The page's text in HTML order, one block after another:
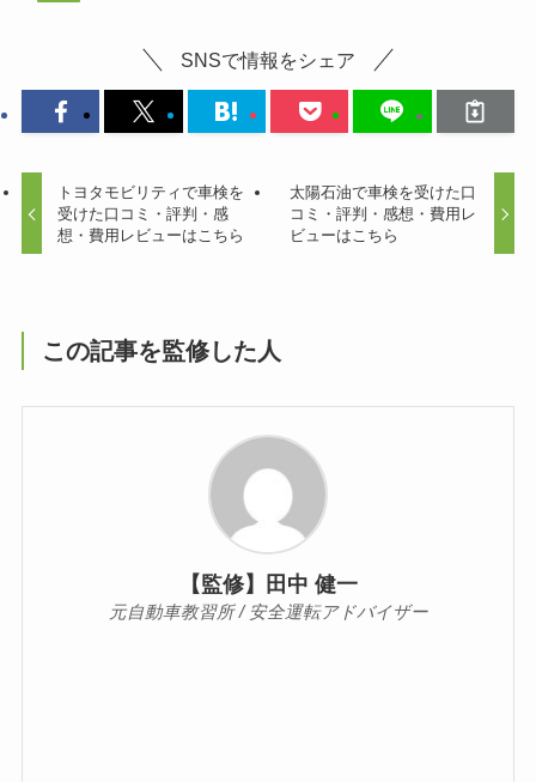
SNSで情報をシェア
トヨタモビリティで車検を
受けた口コミ・評判・感
想・費用レビューはこちら
太陽石油で車検を受けた口
コミ・評判・感想・費用レ
ビューはこちら
この記事を監修した人
【監修】田中 健一
元自動車教習所 / 安全運転アドバイザー